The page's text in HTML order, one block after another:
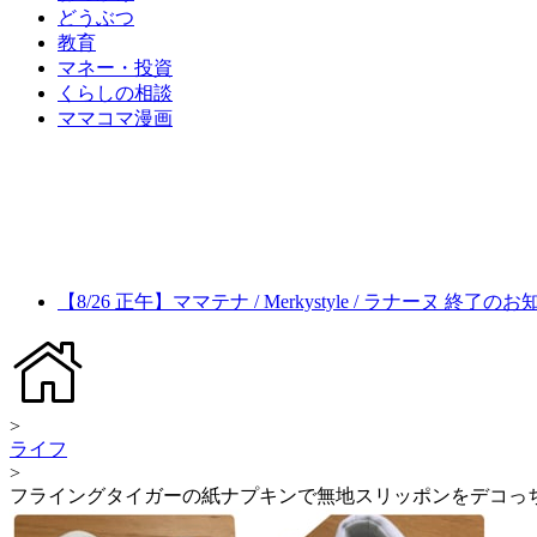
どうぶつ
教育
マネー・投資
くらしの相談
ママコマ漫画
【8/26 正午】ママテナ / Merkystyle / ラナーヌ 終了のお
>
ライフ
>
フライングタイガーの紙ナプキンで無地スリッポンをデコっ